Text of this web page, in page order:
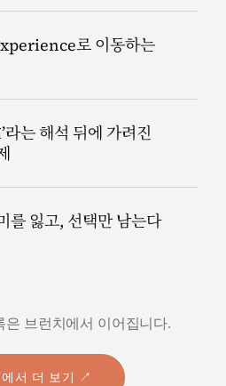
로 이동하는
라는 해석 뒤에 가려진
를 잃고, 선택만 남는다
은 브런치에서 이어집니다.
에서 더 보기 ↗